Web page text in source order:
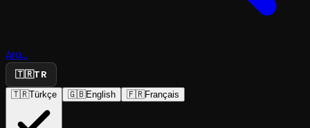
Ara...
🇹🇷TR
🇹🇷Türkçe 🇬🇧English 🇫🇷Français